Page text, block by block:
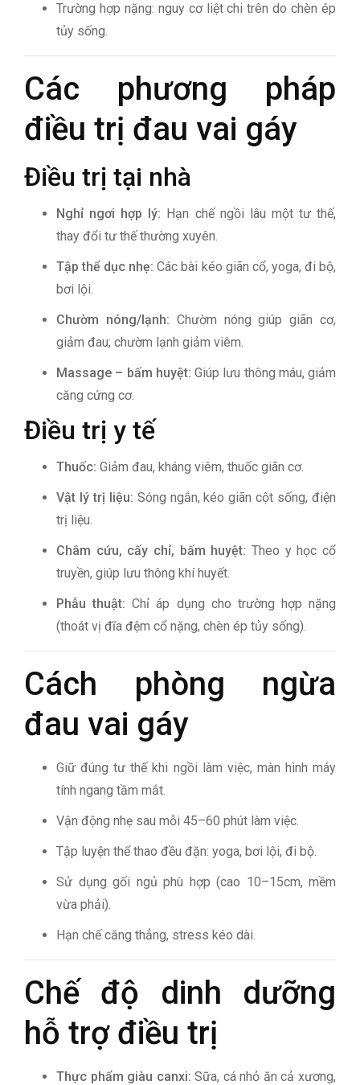
Trường hợp nặng: nguy cơ liệt chi trên do chèn ép
tủy sống.
Các phương pháp
điều trị đau vai gáy
Điều trị tại nhà
Nghỉ ngơi hợp lý: Hạn chế ngồi lâu một tư thế,
thay đổi tư thế thường xuyên.
Tập thể dục nhẹ: Các bài kéo giãn cổ, yoga, đi bộ,
bơi lội.
Chườm nóng/lạnh: Chườm nóng giúp giãn cơ,
giảm đau; chườm lạnh giảm viêm.
Massage – bấm huyệt: Giúp lưu thông máu, giảm
căng cứng cơ.
Điều trị y tế
Thuốc: Giảm đau, kháng viêm, thuốc giãn cơ.
Vật lý trị liệu: Sóng ngắn, kéo giãn cột sống, điện
trị liệu.
Châm cứu, cấy chỉ, bấm huyệt: Theo y học cổ
truyền, giúp lưu thông khí huyết.
Phẫu thuật: Chỉ áp dụng cho trường hợp nặng
(thoát vị đĩa đệm cổ nặng, chèn ép tủy sống).
Cách phòng ngừa
đau vai gáy
Giữ đúng tư thế khi ngồi làm việc, màn hình máy
tính ngang tầm mắt.
Vận động nhẹ sau mỗi 45–60 phút làm việc.
Tập luyện thể thao đều đặn: yoga, bơi lội, đi bộ.
Sử dụng gối ngủ phù hợp (cao 10–15cm, mềm
vừa phải).
Hạn chế căng thẳng, stress kéo dài.
Chế độ dinh dưỡng
hỗ trợ điều trị
Thực phẩm giàu canxi: Sữa, cá nhỏ ăn cả xương,